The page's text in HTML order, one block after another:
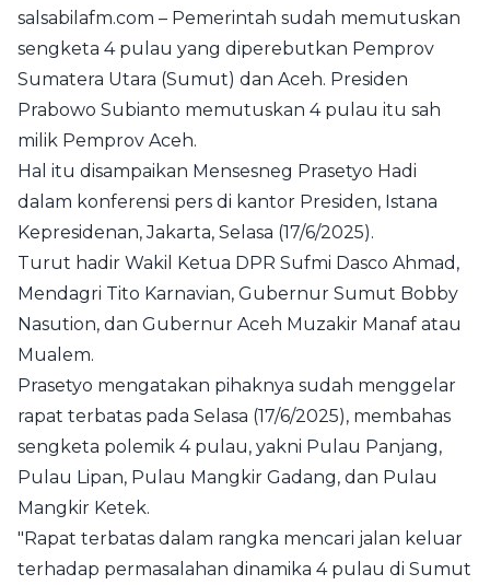
salsabilafm.com – Pemerintah sudah memutuskan
sengketa 4 pulau yang diperebutkan Pemprov
Sumatera Utara (Sumut) dan Aceh. Presiden
Prabowo Subianto memutuskan 4 pulau itu sah
milik Pemprov Aceh.
Hal itu disampaikan Mensesneg Prasetyo Hadi
dalam konferensi pers di kantor Presiden, Istana
Kepresidenan, Jakarta, Selasa (17/6/2025).
Turut hadir Wakil Ketua DPR Sufmi Dasco Ahmad,
Mendagri Tito Karnavian, Gubernur Sumut Bobby
Nasution, dan Gubernur Aceh Muzakir Manaf atau
Mualem.
Prasetyo mengatakan pihaknya sudah menggelar
rapat terbatas pada Selasa (17/6/2025), membahas
sengketa polemik 4 pulau, yakni Pulau Panjang,
Pulau Lipan, Pulau Mangkir Gadang, dan Pulau
Mangkir Ketek.
"Rapat terbatas dalam rangka mencari jalan keluar
terhadap permasalahan dinamika 4 pulau di Sumut